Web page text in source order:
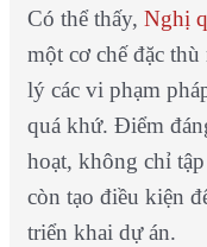
Có thể thấy, Nghị
một cơ chế đặc
lý các vi phạm
quá khứ. Điểm
hoạt, không chỉ
còn tạo điều kiện
triển khai dự án.